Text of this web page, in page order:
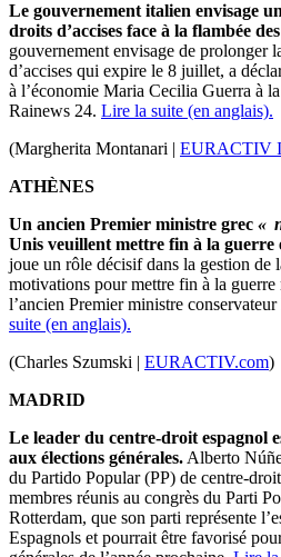
Le gouvernement italien envisage
droits d’accises face à la flambée
gouvernement envisage de prolonger
d’accises qui expire le 8 juillet, a
à l’économie Maria Cecilia Guerra à
Rainews 24. Lire la suite (en anglais).
(Margherita Montanari | EURACTIV
ATHÈNES
Un ancien Premier ministre grec «
Unis veuillent mettre fin à la guerre
joue un rôle décisif dans la gestion de
motivations pour mettre fin à la guerre
l’ancien Premier ministre
suite (en anglais).
(Charles Szumski | EURACTIV.com)
MADRID
Le leader du centre-droit espagnol
aux élections générales. Alberto
du Partido Popular (PP) de centre-
membres réunis au congrès du Parti
Rotterdam, que son parti représente
Espagnols et pourrait être favorisé